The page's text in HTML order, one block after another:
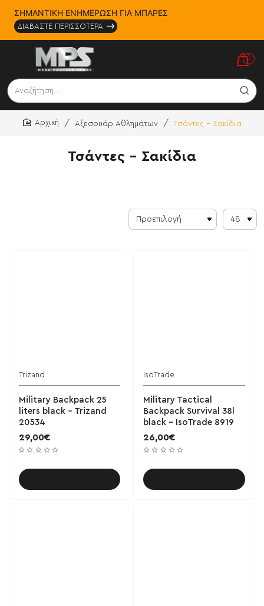
ΣΗΜΑΝΤΙΚΗ ΕΝΗΜΕΡΩΣΗ ΓΙΑ ΜΠΑΡΕΣ
ΔΙΑΒΑΣΤΕ ΠΕΡΙΣΣΟΤΕΡΑ
0
Αναζήτηση...
Τσάντες - Σακίδια
Αξεσουάρ Αθλημάτων Τσάντες - Σακίδια
Trizand
Military Backpack 25
liters black - Trizand
20534
29,00€
IsoTrade
Military Tactical
Backpack Survival 38l
black - IsoTrade 8919
26,00€